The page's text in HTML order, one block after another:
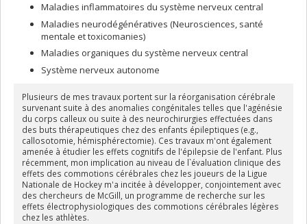
Devenue membre de la Société royale du Canada en 1997, Maryse
Lassonde a obtenu le prix Acfas Marcel-Vincent en 1998. L’année
suivante, elle a été reçue chevalière de l’Ordre national du
Québec, puis a été promue officière en 2012.
Maladies inflammatoires du système nerveux central
Maladies neurodégénératives (Neurosciences, santé
mentale et toxicomanies)
Maladies organiques du système nerveux central
Système nerveux autonome
Plusieurs de mes travaux portent sur la réorganisation cérébrale
survenant suite à des anomalies congénitales telles que l'agénésie
du corps calleux ou suite à des neurochirurgies effectuées dans
des buts thérapeutiques chez des enfants épileptiques (e.g.,
callosotomie, hémisphérectomie). Ces travaux m'ont également
amenée à étudier les effets cognitifs de l'épilepsie de l'enfant. Plus
récemment, mon implication au niveau de l`évaluation clinique des
effets des commotions cérébrales chez les joueurs de la Ligue
Nationale de Hockey m'a incitée à développer, conjointement avec
des chercheurs de McGill, un programme de recherche sur les
effets électrophysiologiques des commotions cérébrales légères
chez les athlètes.